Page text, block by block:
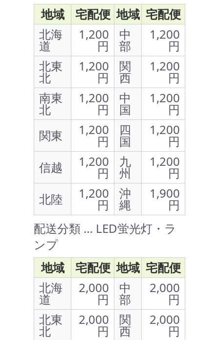
地域
宅配便 地域 宅配便
北海
道
1,200
円
中
部
1,200
円
北東
北
1,200
円
関
西
1,200
円
南東
北
1,200
円
中
国
1,200
円
関東
1,200
円
四
国
1,200
円
信越
1,200
円
九
州
1,200
円
北陸
1,200
円
沖
縄
1,900
円
配送分類 … LED蛍光灯・ラ
ンプ
地域
宅配便 地域 宅配便
北海
道
2,000
円
中
部
2,000
円
北東
北
2,000
円
関
西
2,000
円